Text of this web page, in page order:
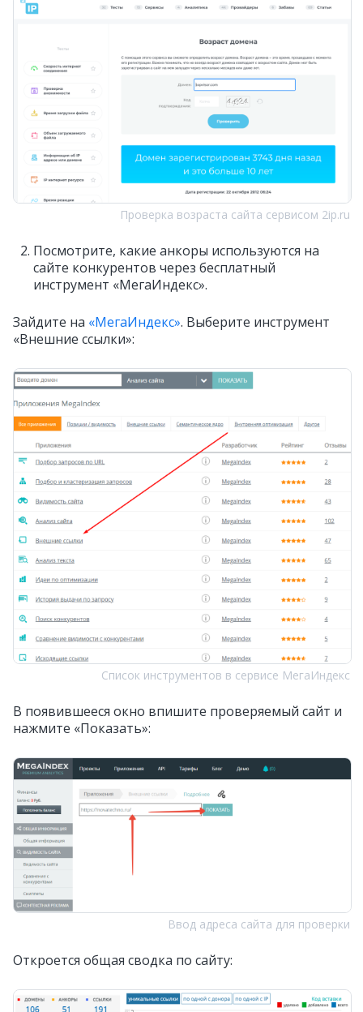
Проверка возраста сайта сервисом 2ip.ru
Посмотрите, какие анкоры используются на
сайте конкурентов через бесплатный
инструмент «МегаИндекс».
Зайдите на «МегаИндекс». Выберите инструмент
«Внешние ссылки»:
Список инструментов в сервисе МегаИндекс
В появившееся окно впишите проверяемый сайт и
нажмите «Показать»:
Ввод адреса сайта для проверки
Откроется общая сводка по сайту: